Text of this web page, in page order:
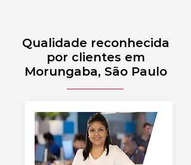
Qualidade reconhecida
por clientes em
Morungaba, São Paulo